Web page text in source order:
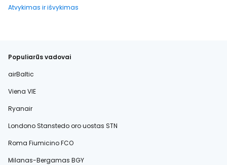
Atvykimas ir išvykimas
Populiarūs vadovai
airBaltic
Viena VIE
Ryanair
Londono Stanstedo oro uostas STN
Roma Fiumicino FCO
Milanas-Bergamas BGY